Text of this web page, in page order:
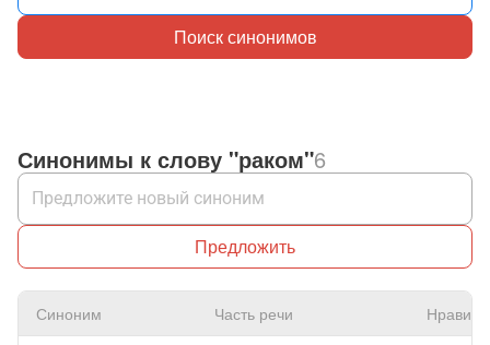
Поиск синонимов
Синонимы к слову "раком"6
Предложить
Синоним Часть речи